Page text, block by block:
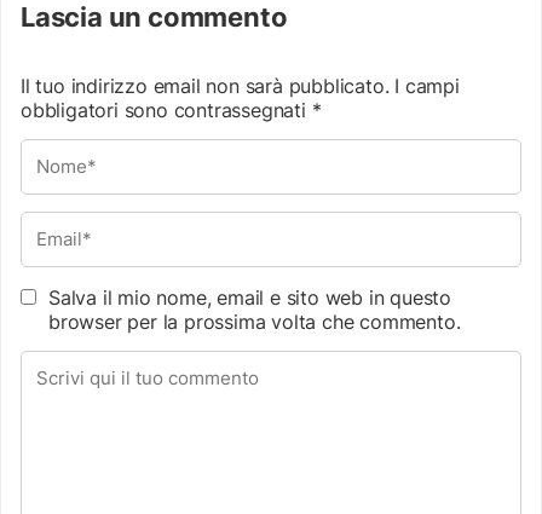
Lascia un commento
Il tuo indirizzo email non sarà pubblicato. I campi
obbligatori sono contrassegnati *
Salva il mio nome, email e sito web in questo
browser per la prossima volta che commento.